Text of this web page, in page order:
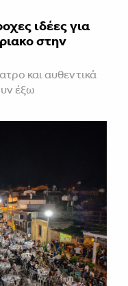
ιδέες για
στην
και αυθεντικά
έξω